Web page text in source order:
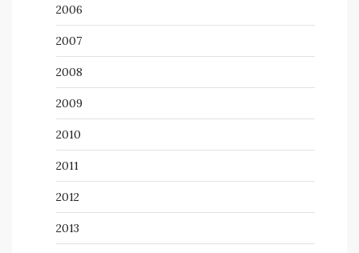
2006
2007
2008
2009
2010
2011
2012
2013